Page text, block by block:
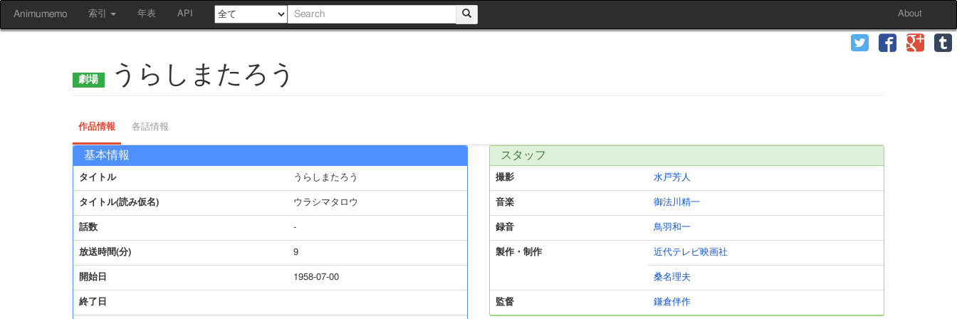
Animumemo 索引 年表 API About
うらしまたろう
作品情報 各話情報
基本情報
タイトル うらしまたろう
タイトル(読み仮名) ウラシマタロウ
話数 -
放送時間(分) 9
開始日 1958-07-00
終了日
スタッフ
撮影 水戸芳人
音楽 御法川精一
録音 鳥羽和一
製作・制作 近代テレビ映画社
桑名理夫
監督 鎌倉伴作